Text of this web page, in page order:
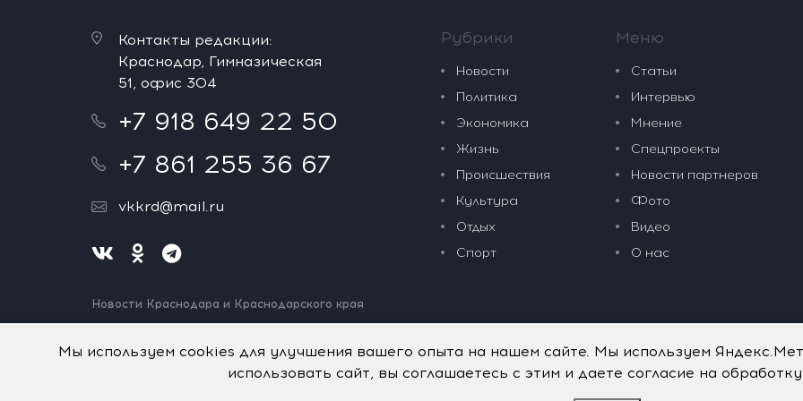
Контакты редакции:
Краснодар, Гимназическая
51, офис 304
+7 918 649 22 50
+7 861 255 36 67
vkkrd@mail.ru
Новости Краснодара и Краснодарского края
Нашли ошибку? Выделите и нажмите Ctrl+Enter.
Рубрики
Новости
Политика
Экономика
Жизнь
Происшествия
Культура
Отдых
Спорт
Меню
Статьи
Интервью
Мнение
Спецпроекты
Новости партнеров
Фото
Видео
О нас
Мы используем cookies для улучшения вашего опыта на нашем сайте. Мы используем
использовать сайт, вы соглашаетесь с этим и даете согласие на